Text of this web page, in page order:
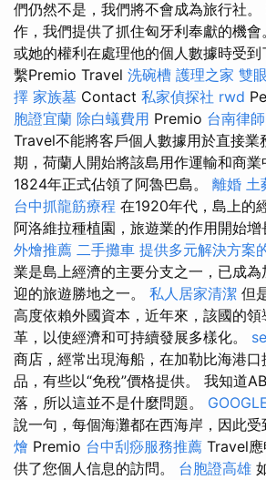
們仍然不是，我們將不會成為旅行社
作，我們提供了抓住匈牙利奉獻的機
或她的權利在處理他的個人數據時受
繫Premio Travel 洗碗槽 護理之家 雙
擇 家族墓 Contact 私家偵探社 rwd
胞證宜蘭 除白蟻費用 Premio 台南律師
Travel不能將客戶個人數據用於直接業
期，荷蘭人開始將該島用作運輸和商
1824年正式佔領了阿魯巴島。 離婚 土
台中抓龍筋療程 在1920年代，島上的
阿洛維拉種植園，旅遊業的作用開始增
外燴推薦 二手攤車 提供多元解決方案
業是島上經濟的主要分支之一，已成
迎的旅遊勝地之一。 私人居家清潔 但
高度依賴外國資本，近年來，該國的
革，以使經濟和可持續發展多樣化。
商店，經常出現海船，在加勒比海港
品，有些以“免稅”價格提供。 我知道
落，所以這並不是什麼問題。
說一句，每個海灘都在西海岸，因此受
燴 Premio 台中刮痧服務推薦 Travel
供了您個人信息的訪問。 台胞證高雄